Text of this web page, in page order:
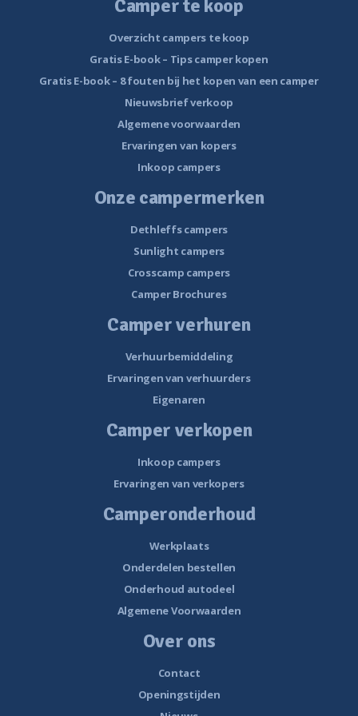
Camper te koop
Overzicht campers te koop
Gratis E-book – Tips camper kopen
Gratis E-book – 8 fouten bij het kopen van een camper
Nieuwsbrief verkoop
Algemene voorwaarden
Ervaringen van kopers
Inkoop campers
Onze campermerken
Dethleffs campers
Sunlight campers
Crosscamp campers
Camper Brochures
Camper verhuren
Verhuurbemiddeling
Ervaringen van verhuurders
Eigenaren
Camper verkopen
Inkoop campers
Ervaringen van verkopers
Camperonderhoud
Werkplaats
Onderdelen bestellen
Onderhoud autodeel
Algemene Voorwaarden
Over ons
Contact
Openingstijden